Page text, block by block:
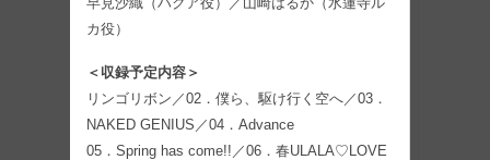
カ役）
＜収録予定内容＞
リンゴリボン／02．僕ら、駆け行く空へ／03．
NAKED GENIUS／04．Advance
05．Spring has come!!／06．春ULALA♡LOVE